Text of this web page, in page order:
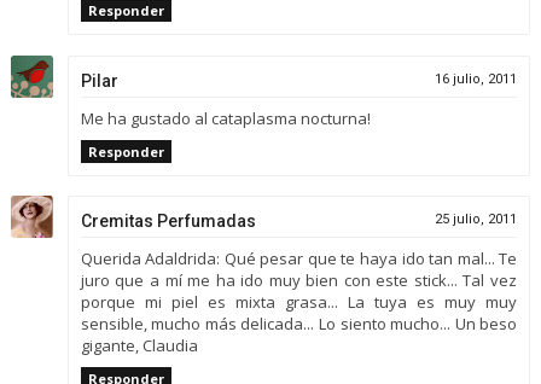
Responder
Pilar 16 julio, 2011
Me ha gustado al cataplasma nocturna!
Responder
Cremitas Perfumadas 25 julio, 2011
Querida Adaldrida: Qué pesar que te haya ido tan mal... Te
juro que a mí me ha ido muy bien con este stick... Tal vez
porque mi piel es mixta grasa... La tuya es muy muy
sensible, mucho más delicada... Lo siento mucho... Un beso
gigante, Claudia
Responder